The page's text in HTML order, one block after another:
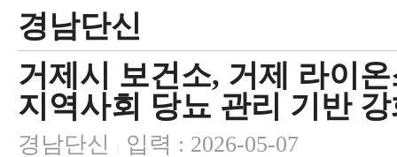
경남단신
거제시 보건소, 거제 라이
지역사회 당뇨 관리 기반
경남단신 입력 : 2026-05-07